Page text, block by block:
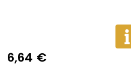
6,64 €